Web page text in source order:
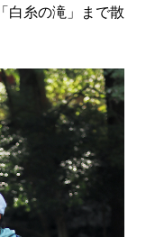
白糸の滝」まで散